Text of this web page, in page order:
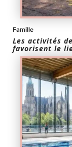
Famille
Les activités
favorisent le